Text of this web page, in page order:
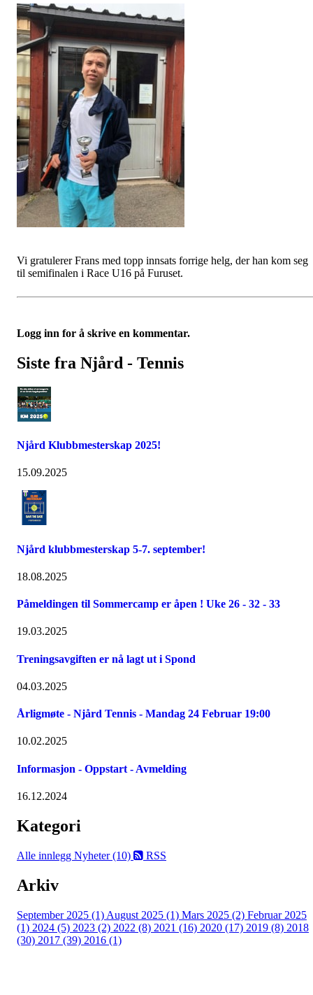
Vi gratulerer Frans med topp innsats forrige helg, der han kom seg
til semifinalen i Race U16 på Furuset.
Logg inn for å skrive en kommentar.
Siste fra Njård - Tennis
Njård Klubbmesterskap 2025!
15.09.2025
Njård klubbmesterskap 5-7. september!
18.08.2025
Påmeldingen til Sommercamp er åpen ! Uke 26 - 32 - 33
19.03.2025
Treningsavgiften er nå lagt ut i Spond
04.03.2025
Årligmøte - Njård Tennis - Mandag 24 Februar 19:00
10.02.2025
Informasjon - Oppstart - Avmelding
16.12.2024
Kategori
Alle innlegg Nyheter (10) RSS
Arkiv
September 2025 (1) August 2025 (1) Mars 2025 (2) Februar 2025
(1) 2024 (5) 2023 (2) 2022 (8) 2021 (16) 2020 (17) 2019 (8) 2018
(30) 2017 (39) 2016 (1)